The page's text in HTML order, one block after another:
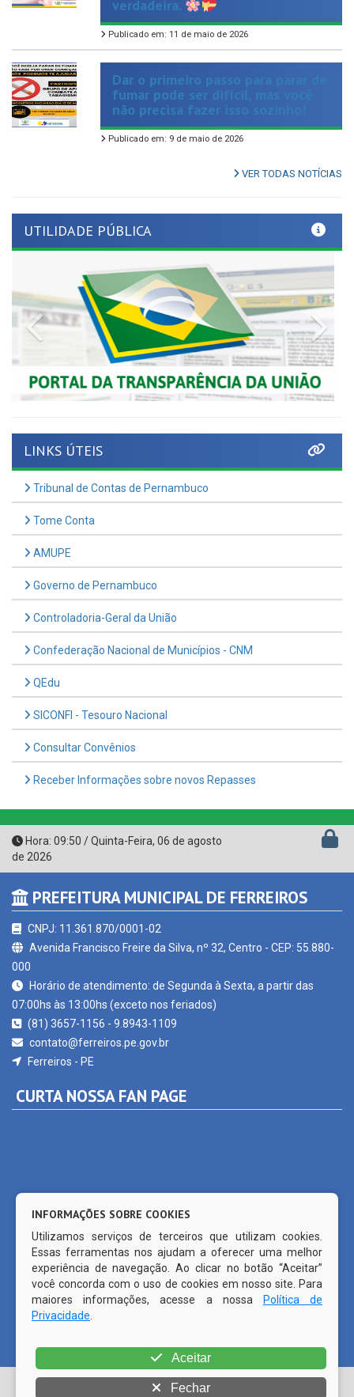
Publicado em: 11 de maio de 2026
Dar o primeiro passo para parar de
fumar pode ser difícil, mas você
não precisa fazer isso sozinho!
Publicado em: 9 de maio de 2026
VER TODAS NOTÍCIAS
Previous
Tribunal de Contas de Pernambuco
Tome Conta
AMUPE
Governo de Pernambuco
Controladoria-Geral da União
Confederação Nacional de Municípios - CNM
QEdu
SICONFI - Tesouro Nacional
Consultar Convênios
Receber Informações sobre novos Repasses
Hora:09:50/Quinta-Feira,06 de agosto
de 2026
PREFEITURA MUNICIPAL DE FERREIROS
CNPJ: 11.361.870/0001-02
000
Horário de atendimento: de Segunda à Sexta, a partir das
contato@ferreiros.pe.gov.br
Ferreiros - PE
CURTA NOSSA FAN PAGE
© Copyright 2026 Prefeitura Municipal de Ferreiros | Todos os
direitos reservados | | CMS código aberto WordPress |
PRODATTA (81) 99515-1491
INFORMAÇÕES SOBRE COOKIES
Utilizamos serviços de terceiros que utilizam cookies.
Essas ferramentas nos ajudam a oferecer uma melhor
experiência de navegação. Ao clicar no botão “Aceitar”
você concorda com o uso de cookies em nosso site. Para
maiores informações, acesse a nossa
Política de
Privacidade
Aceitar
Fechar